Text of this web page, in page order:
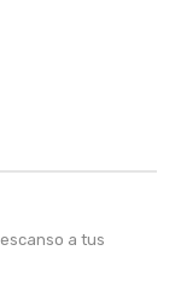
a tus